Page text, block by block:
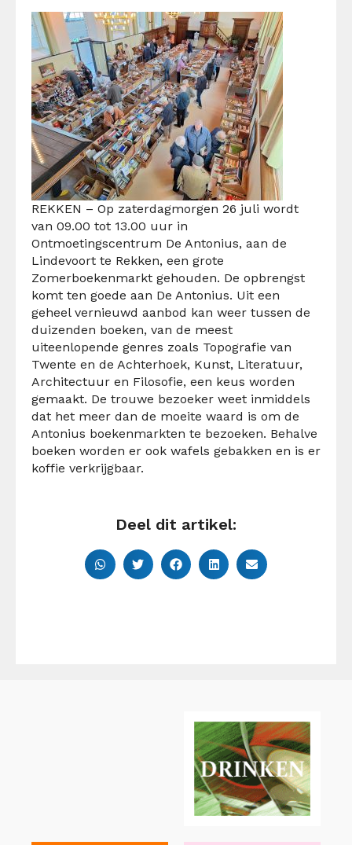
REKKEN – Op zaterdagmorgen 26 juli wordt
van 09.00 tot 13.00 uur in
Ontmoetingscentrum De Antonius, aan de
Lindevoort te Rekken, een grote
Zomerboekenmarkt gehouden. De opbrengst
komt ten goede aan De Antonius. Uit een
geheel vernieuwd aanbod kan weer tussen de
duizenden boeken, van de meest
uiteenlopende genres zoals Topografie van
Twente en de Achterhoek, Kunst, Literatuur,
Architectuur en Filosofie, een keus worden
gemaakt. De trouwe bezoeker weet inmiddels
dat het meer dan de moeite waard is om de
Antonius boekenmarkten te bezoeken. Behalve
boeken worden er ook wafels gebakken en is er
koffie verkrijgbaar.
Deel dit artikel: